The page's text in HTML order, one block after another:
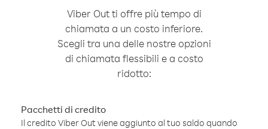
Viber Out ti offre più tempo di
chiamata a un costo inferiore.
Scegli tra una delle nostre opzioni
di chiamata flessibili e a costo
ridotto:
Pacchetti di credito
Il credito Viber Out viene aggiunto al tuo saldo quando